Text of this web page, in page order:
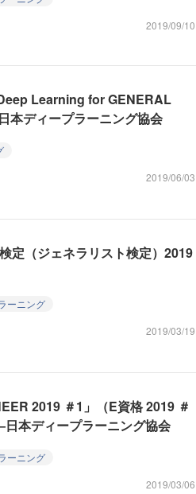
2019/09/10
Learning for GENERAL
本ディープラーニング協会
2019/06/03
定（ジェネラリスト検定）2019
ーニング
2019/03/19
2019 ＃1」（E資格 2019 ＃
本ディープラーニング協会
ーニング
2019/03/06